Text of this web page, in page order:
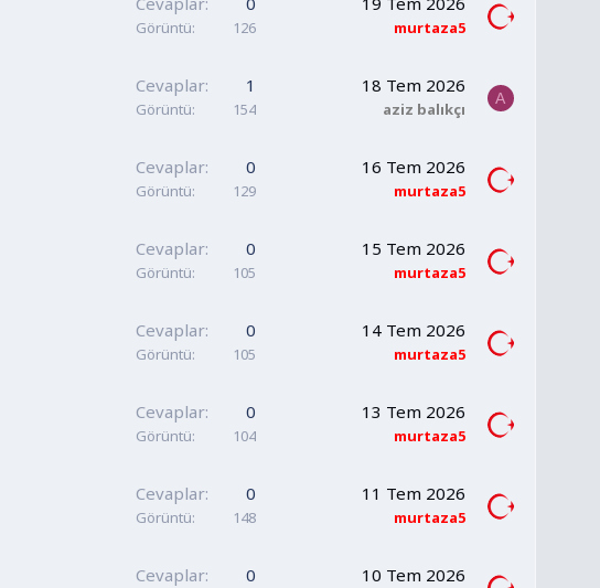
Görüntü 126 murtaza5
Cevaplar 1
Görüntü 154
18 Tem 2026
aziz balıkçı
A
Cevaplar 0
Görüntü 129
16 Tem 2026
murtaza5
Cevaplar 0
Görüntü 105
15 Tem 2026
murtaza5
Cevaplar 0
Görüntü 105
14 Tem 2026
murtaza5
Cevaplar 0
Görüntü 104
13 Tem 2026
murtaza5
Cevaplar 0
Görüntü 148
11 Tem 2026
murtaza5
Cevaplar 0 10 Tem 2026